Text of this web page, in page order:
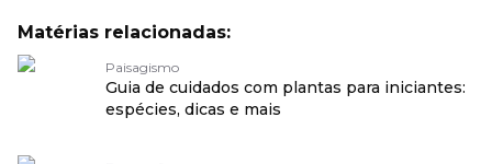
Matérias relacionadas:
Paisagismo
Guia de cuidados com plantas para iniciantes:
espécies, dicas e mais